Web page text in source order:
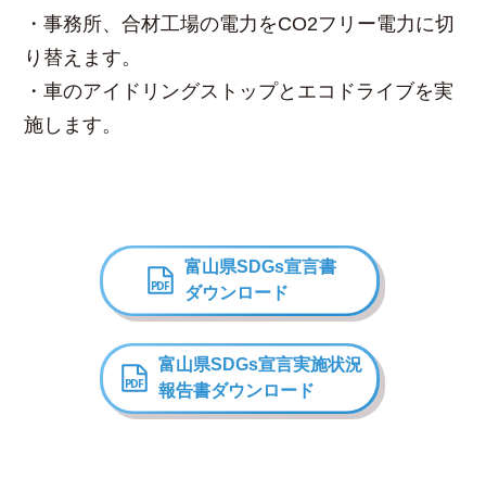
・事務所、合材工場の電力をCO2フリー電力に切
り替えます。
・車のアイドリングストップとエコドライブを実
施します。
富山県SDGs宣言書
ダウンロード
富山県SDGs宣言実施状況
報告書ダウンロード